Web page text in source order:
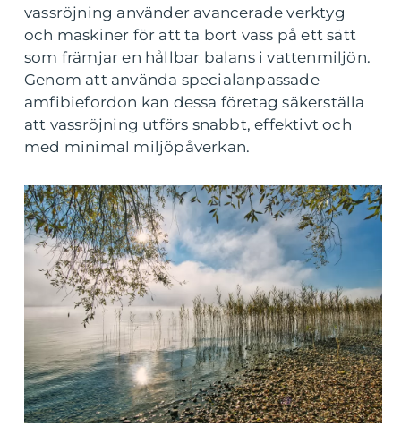
vassröjning använder avancerade verktyg
och maskiner för att ta bort vass på ett sätt
som främjar en hållbar balans i vattenmiljön.
Genom att använda specialanpassade
amfibiefordon kan dessa företag säkerställa
att vassröjning utförs snabbt, effektivt och
med minimal miljöpåverkan.